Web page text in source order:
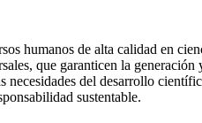
humanos de alta calidad en
que garanticen la
necesidades del desarrollo
sustentable.